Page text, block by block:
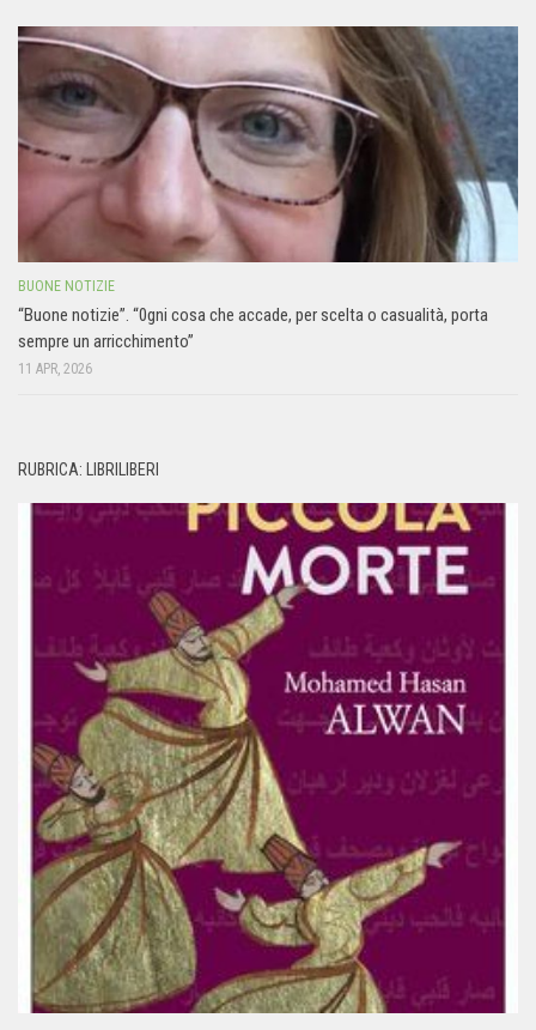
BUONE NOTIZIE
“Buone notizie”. “0gni cosa che accade, per scelta o casualità, porta
sempre un arricchimento”
11 APR, 2026
RUBRICA: LIBRILIBERI